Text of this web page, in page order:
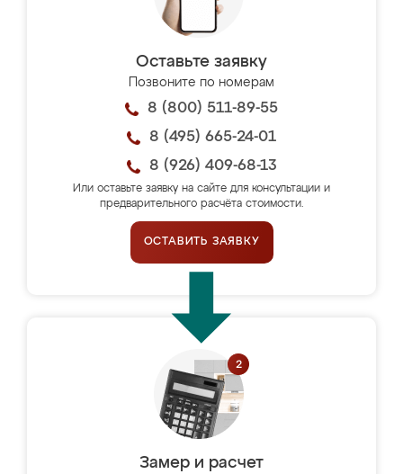
Оставьте заявку
Позвоните по номерам
8 (800) 511-89-55
8 (495) 665-24-01
8 (926) 409-68-13
Или оставьте заявку на сайте для консультации и
предварительного расчёта стоимости.
ОСТАВИТЬ ЗАЯВКУ
Замер и расчет